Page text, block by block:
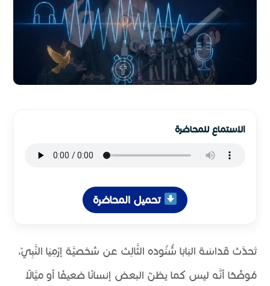
الاستماع للمحاضرة
تحميل المحاضرة
تَحدَّث قَدَاسَة البَابَا شُنُودَه الثَّالِث عن شخصيَّة إرْمِيَا النَّبِيّ،
مُوضِّحًا أنَّه ليس كما يظنّ البعض إنسانًا ضعيفًا أو ميَّالًا